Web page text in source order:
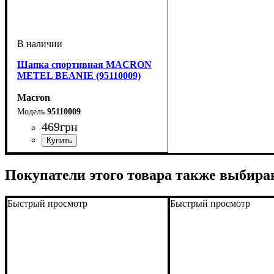
Шапка спортивная MACRON
METEL BEANIE (95110009)
Macron
95110009
469грн
Пол: Унисекс, Детское
Производитель: Macron
Цвет: Черный
Покупатели этого товара также
Быстрый просмотр Быстрый просмотр